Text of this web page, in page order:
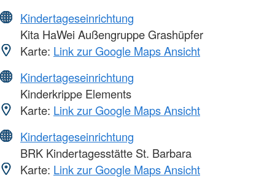
Kindertageseinrichtung
Kita HaWei Außengruppe Grashüpfer
Karte: Link zur Google Maps Ansicht
Kindertageseinrichtung
Kinderkrippe Elements
Karte: Link zur Google Maps Ansicht
Kindertageseinrichtung
BRK Kindertagesstätte St. Barbara
Karte: Link zur Google Maps Ansicht